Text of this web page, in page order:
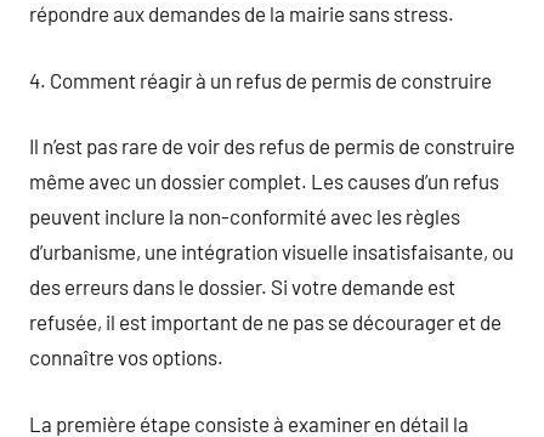
répondre aux demandes de la mairie sans stress.
4. Comment réagir à un refus de permis de construire
Il n’est pas rare de voir des refus de permis de construire
même avec un dossier complet. Les causes d’un refus
peuvent inclure la non-conformité avec les règles
d’urbanisme, une intégration visuelle insatisfaisante, ou
des erreurs dans le dossier. Si votre demande est
refusée, il est important de ne pas se décourager et de
connaître vos options.
La première étape consiste à examiner en détail la